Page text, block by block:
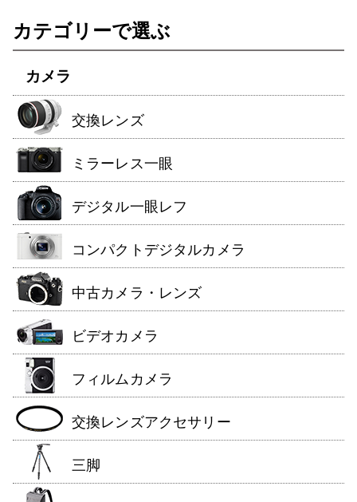
カテゴリーで選ぶ
カメラ
交換レンズ
ミラーレス一眼
デジタル一眼レフ
コンパクトデジタルカメラ
中古カメラ・レンズ
ビデオカメラ
フィルムカメラ
交換レンズアクセサリー
三脚